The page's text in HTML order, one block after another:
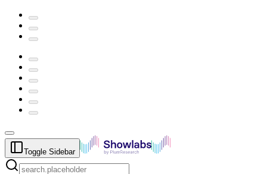
Toggle Sidebar